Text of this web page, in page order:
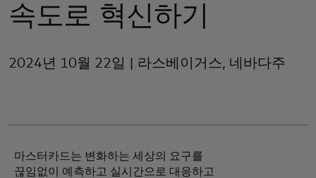
이노베이터
뉴스 & 인사이트
속도로 혁신하기
2024년 10월 22일 | 라스베이거스, 네바다주
마스터카드는 변화하는 세상의 요구를
끊임없이 예측하고 실시간으로 대응하고